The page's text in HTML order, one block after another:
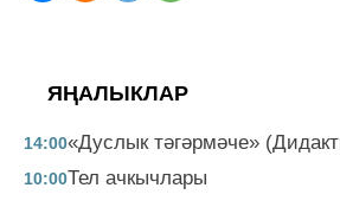
ЯҢАЛЫКЛАР
14:00«Дуслык тәгәрмәче»
10:00Тел ачкычлары